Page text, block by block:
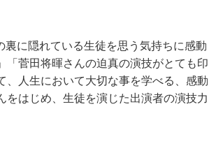
に隠れている生徒を思う気持ちに感動
「菅田将暉さんの迫真の演技がとても印
人生において大切な事を学べる、感動
はじめ、生徒を演じた出演者の演技力